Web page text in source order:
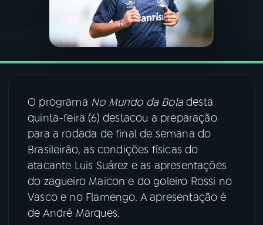
VIDEOCASTS
07ÚLTIMAS
08FESTIVAL DE MÚSICA
ACOMPANHE A RÁDIO NACIONAL
YouTube Facebook
Instagram X
O programa No Mundo da Boladesta
quinta-feira (6) destacou a preparação
para a rodada de final de semana do
Brasileirão, as condições físicas do
atacante Luis Suárez e as apresentações
do zagueiro Maicon e do goleiro Rossi no
Vasco e no Flamengo. A apresentação é
de André Marques.